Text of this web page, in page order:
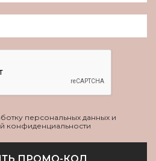
персональных данных и
конфиденциальности